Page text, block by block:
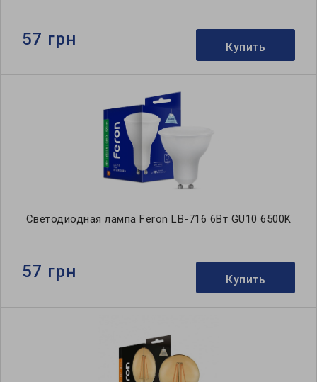
57 грн Купить
Светодиодная лампа Feron LB-716 6Вт GU10 6500K
57 грн Купить